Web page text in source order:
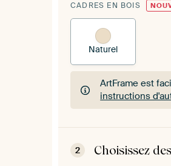
CADRES EN BOIS
Naturel
ArtFrame est
instructions
ArtFrame est
2 Choisissez